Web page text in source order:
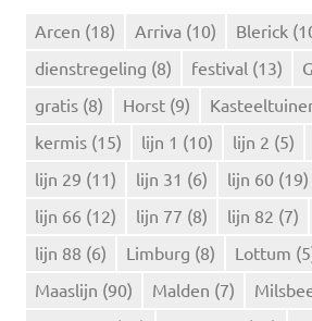
Arcen (18) Arriva (10) Blerick
dienstregeling (8) festival (13)
gratis (8) Horst (9)
kermis (15) lijn 1 (10) lijn 2 (5)
lijn 29 (11) lijn 31 (6) lijn 60 (19)
lijn 66 (12) lijn 77 (8) lijn 82 (7)
lijn 88 (6) Limburg (8) Lottum
Maaslijn (90) Malden (7)